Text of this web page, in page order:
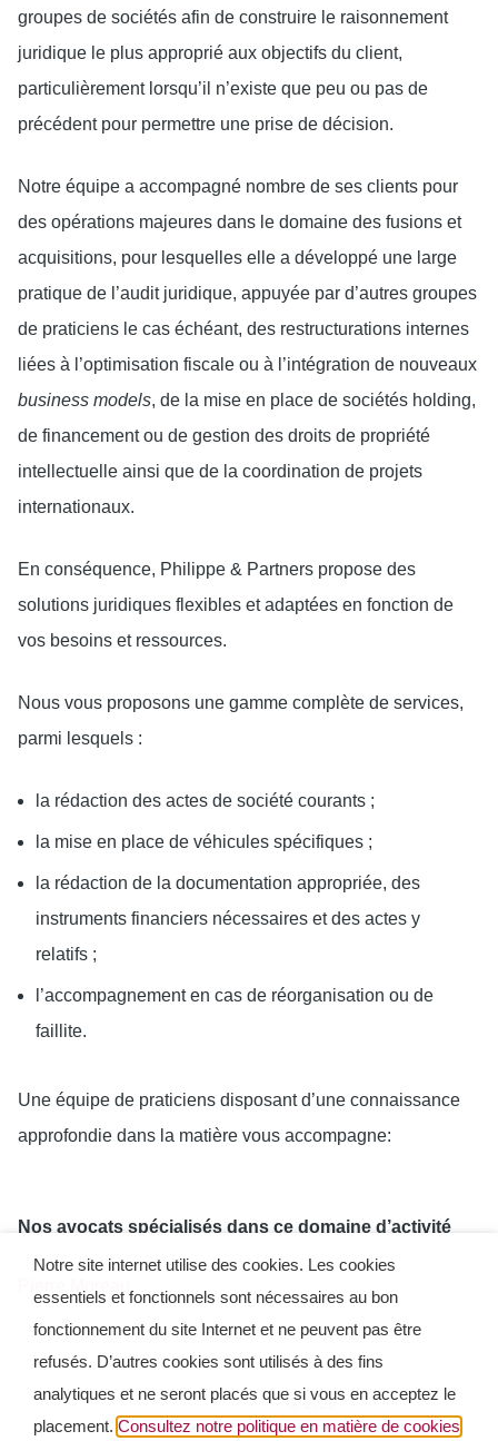
groupes de sociétés afin de construire le raisonnement
juridique le plus approprié aux objectifs du client,
particulièrement lorsqu’il n’existe que peu ou pas de
précédent pour permettre une prise de décision.
Notre équipe a accompagné nombre de ses clients pour
des opérations majeures dans le domaine des fusions et
acquisitions, pour lesquelles elle a développé une large
pratique de l’audit juridique, appuyée par d’autres groupes
de praticiens le cas échéant, des restructurations internes
liées à l’optimisation fiscale ou à l’intégration de nouveaux
business models, de la mise en place de sociétés holding,
de financement ou de gestion des droits de propriété
intellectuelle ainsi que de la coordination de projets
internationaux.
En conséquence, Philippe & Partners propose des
solutions juridiques flexibles et adaptées en fonction de
vos besoins et ressources.
Nous vous proposons une gamme complète de services,
parmi lesquels :
la rédaction des actes de société courants ;
la mise en place de véhicules spécifiques ;
la rédaction de la documentation appropriée, des
instruments financiers nécessaires et des actes y
relatifs ;
l’accompagnement en cas de réorganisation ou de
faillite.
Une équipe de praticiens disposant d’une connaissance
approfondie dans la matière vous accompagne:
Nos avocats spécialisés dans ce domaine d’activité
Ⓒ 2026
Notre site internet utilise des cookies. Les cookies
essentiels et fonctionnels sont nécessaires au bon
fonctionnement du site Internet et ne peuvent pas être
refusés. D’autres cookies sont utilisés à des fins
analytiques et ne seront placés que si vous en acceptez le
placement. Consultez notre politique en matière de cookies